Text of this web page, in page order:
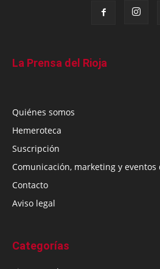
La Prensa del Rioja
Quiénes somos
Hemeroteca
Suscripción
Comunicación, marketing y eventos
Contacto
Aviso legal
Categorías